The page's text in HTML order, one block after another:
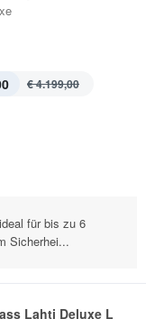
€ 4.199,00
für bis zu 6
Sicherhei...
Lahti Deluxe L